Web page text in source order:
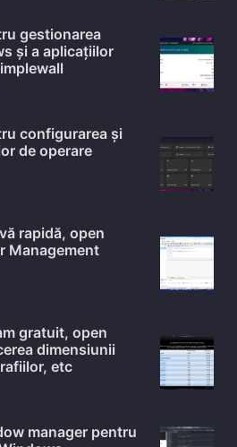
gestionarea
și a aplicațiilor
configurarea și
de operare
rapidă, open
Management
gratuit, open
dimensiunii
etc
manager pentru